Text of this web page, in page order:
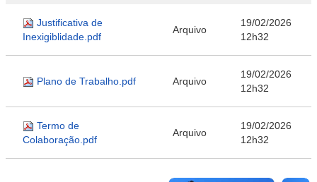
Justificativa de
Inexigiblidade.pdf
Arquivo
19/02/2026
12h32
Plano de Trabalho.pdf Arquivo
19/02/2026
12h32
Termo de
Colaboração.pdf
Arquivo
19/02/2026
12h32